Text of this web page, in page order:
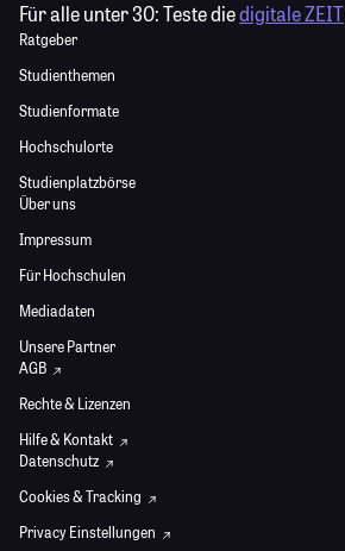
Für alle unter 30:Teste diedigitale ZEIT
Ratgeber
Studienthemen
Studienformate
Hochschulorte
Studienplatzbörse
Über uns
Impressum
Für Hochschulen
Mediadaten
Unsere Partner
AGB
Rechte & Lizenzen
Hilfe & Kontakt
Datenschutz
Cookies & Tracking
Privacy Einstellungen